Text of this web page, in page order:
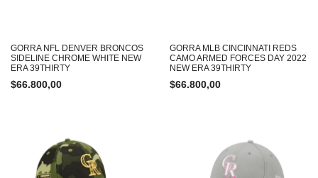
GORRA NFL DENVER BRONCOS
SIDELINE CHROME WHITE NEW
ERA 39THIRTY
$66.800,00
GORRA MLB CINCINNATI REDS
CAMO ARMED FORCES DAY 2022
NEW ERA 39THIRTY
$66.800,00